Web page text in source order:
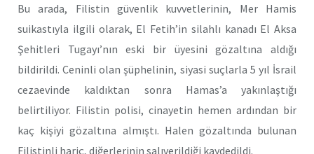
Bu arada, Filistin güvenlik kuvvetlerinin, Mer Hamis
suikastıyla ilgili olarak, El Fetih’in silahlı kanadı El Aksa
Şehitleri Tugayı’nın eski bir üyesini gözaltına aldığı
bildirildi. Ceninli olan şüphelinin, siyasi suçlarla 5 yıl İsrail
cezaevinde kaldıktan sonra Hamas’a yakınlaştığı
belirtiliyor. Filistin polisi, cinayetin hemen ardından bir
kaç kişiyi gözaltına almıştı. Halen gözaltında bulunan
Filistinli hariç, diğerlerinin salıverildiği kaydedildi.